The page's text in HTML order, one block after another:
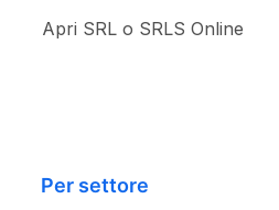
Apri SRL o SRLS Online
Per settore